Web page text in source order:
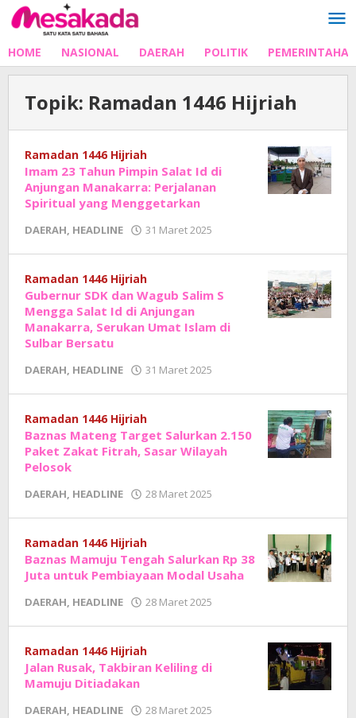
Lewati
ke
HOME NASIONAL DAERAH POLITIK
Topik: Ramadan 1446 Hijriah
Ramadan 1446 Hijriah
Imam 23 Tahun Pimpin Salat Id di
Anjungan Manakarra: Perjalanan
Spiritual yang Menggetarkan
DAERAH, HEADLINE 31 Maret 2025
Junaedi
Ramadan 1446 Hijriah
Gubernur SDK dan Wagub Salim S
Mengga Salat Id di Anjungan
Manakarra, Serukan Umat Islam di
Sulbar Bersatu
DAERAH, HEADLINE 31 Maret 2025
Junaedi
Ramadan 1446 Hijriah
Baznas Mateng Target Salurkan 2.150
Paket Zakat Fitrah, Sasar Wilayah
Pelosok
DAERAH, HEADLINE 28 Maret 2025
Junaedi
Ramadan 1446 Hijriah
Baznas Mamuju Tengah Salurkan Rp 38
Juta untuk Pembiayaan Modal Usaha
DAERAH, HEADLINE 28 Maret 2025
Junaedi
Ramadan 1446 Hijriah
Jalan Rusak, Takbiran Keliling di
Mamuju Ditiadakan
DAERAH, HEADLINE 28 Maret 2025